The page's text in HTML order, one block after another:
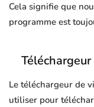
Cela signifie que
programme est
Le téléchargeur de
utiliser pour